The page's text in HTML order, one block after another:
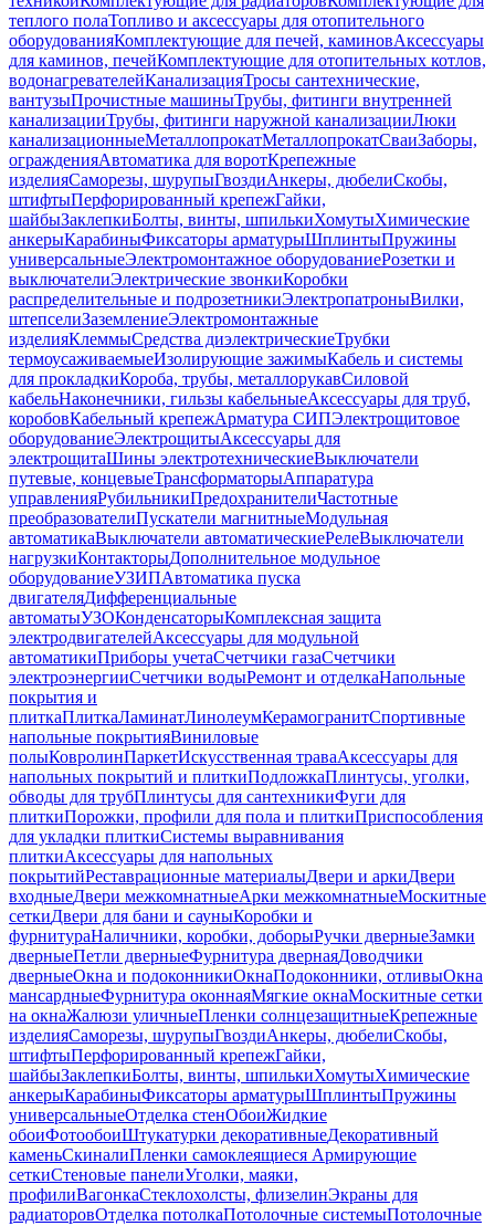
теплого полаТопливо и аксессуары для отопительного
оборудованияКомплектующие для печей, каминовАксессуары
для каминов, печейКомплектующие для отопительных котлов,
водонагревателейКанализацияТросы сантехнические,
вантузыПрочистные машиныТрубы, фитинги внутренней
канализацииТрубы, фитинги наружной канализацииЛюки
канализационныеМеталлопрокатМеталлопрокатСваиЗаборы,
огражденияАвтоматика для воротКрепежные
изделияСаморезы, шурупыГвоздиАнкеры, дюбелиСкобы,
штифтыПерфорированный крепежГайки,
шайбыЗаклепкиБолты, винты, шпилькиХомутыХимические
анкерыКарабиныФиксаторы арматурыШплинтыПружины
универсальныеЭлектромонтажное оборудованиеРозетки и
выключателиЭлектрические звонкиКоробки
распределительные и подрозетникиЭлектропатроныВилки,
штепселиЗаземлениеЭлектромонтажные
изделияКлеммыСредства диэлектрическиеТрубки
термоусаживаемыеИзолирующие зажимыКабель и системы
для прокладкиКороба, трубы, металлорукавСиловой
кабельНаконечники, гильзы кабельныеАксессуары для труб,
коробовКабельный крепежАрматура СИПЭлектрощитовое
оборудованиеЭлектрощитыАксессуары для
электрощитаШины электротехническиеВыключатели
путевые, концевыеТрансформаторыАппаратура
управленияРубильникиПредохранителиЧастотные
преобразователиПускатели магнитныеМодульная
автоматикаВыключатели автоматическиеРелеВыключатели
нагрузкиКонтакторыДополнительное модульное
оборудованиеУЗИПАвтоматика пуска
двигателяДифференциальные
автоматыУЗОКонденсаторыКомплексная защита
электродвигателейАксессуары для модульной
автоматикиПриборы учетаСчетчики газаСчетчики
электроэнергииСчетчики водыРемонт и отделкаНапольные
покрытия и
плиткаПлиткаЛаминатЛинолеумКерамогранитСпортивные
напольные покрытияВиниловые
полыКовролинПаркетИскусственная траваАксессуары для
напольных покрытий и плиткиПодложкаПлинтусы, уголки,
обводы для трубПлинтусы для сантехникиФуги для
плиткиПорожки, профили для пола и плиткиПриспособления
для укладки плиткиСистемы выравнивания
плиткиАксессуары для напольных
покрытийРеставрационные материалыДвери и аркиДвери
входныеДвери межкомнатныеАрки межкомнатныеМоскитные
сеткиДвери для бани и сауныКоробки и
фурнитураНаличники, коробки, доборыРучки дверныеЗамки
дверныеПетли дверныеФурнитура двернаяДоводчики
дверныеОкна и подоконникиОкнаПодоконники, отливыОкна
мансардныеФурнитура оконнаяМягкие окнаМоскитные сетки
на окнаЖалюзи уличныеПленки солнцезащитныеКрепежные
изделияСаморезы, шурупыГвоздиАнкеры, дюбелиСкобы,
штифтыПерфорированный крепежГайки,
шайбыЗаклепкиБолты, винты, шпилькиХомутыХимические
анкерыКарабиныФиксаторы арматурыШплинтыПружины
универсальныеОтделка стенОбоиЖидкие
обоиФотообоиШтукатурки декоративныеДекоративный
каменьСкиналиПленки самоклеящиеся Армирующие
сеткиСтеновые панелиУголки, маяки,
профилиВагонкаСтеклохолсты, флизелинЭкраны для
радиаторовОтделка потолкаПотолочные системыПотолочные